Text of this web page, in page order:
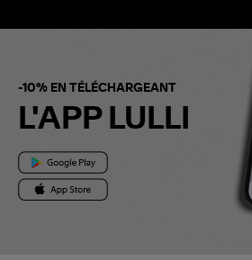
-10% EN TÉLÉCHARGEANT
L'APP LULLI